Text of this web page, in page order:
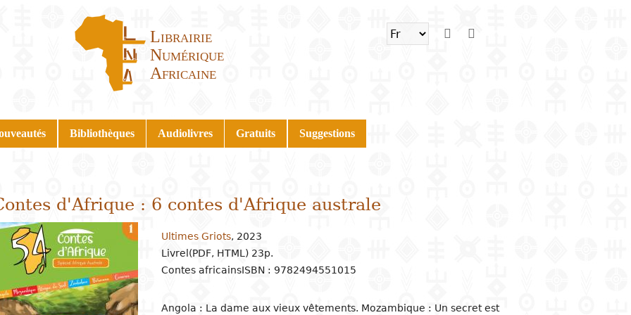
Librairie
Numérique
Africaine
Bibliothèques Audiolivres Gratuits Suggestions
d'Afrique : 6 contes d'Afrique australe
Ultimes Griots, 2023
Livrel(PDF, HTML) 23p.
Contes africainsISBN : 9782494551015
Angola : La dame aux vieux vêtements. Mozambique : Un secret est